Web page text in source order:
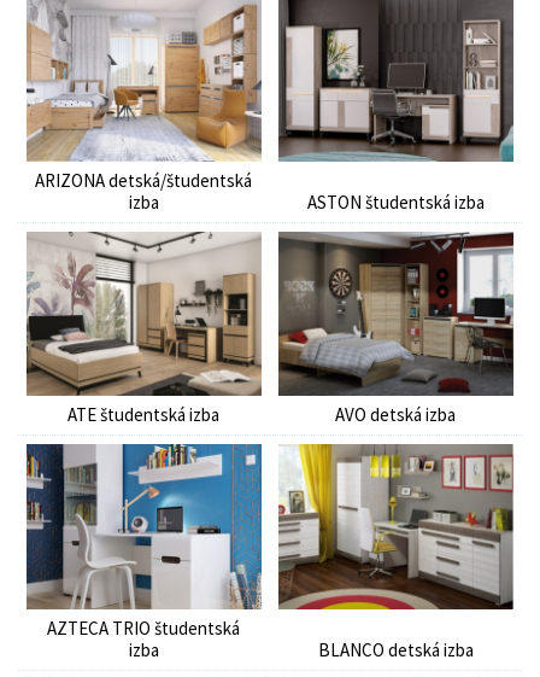
ARIZONA detská/študentská
izba
ASTON študentská izba
ATE študentská izba AVO detská izba
AZTECA TRIO študentská
izba
BLANCO detská izba